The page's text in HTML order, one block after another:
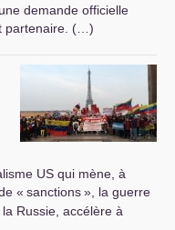
demande officielle
partenaire. (…)
US qui mène, à
« sanctions», la guerre
Russie, accélère à